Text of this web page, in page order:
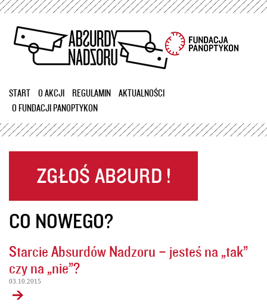
Przejdź
treści
START O AKCJI REGULAMIN
AKTUALNOŚCI
O FUNDACJI PANOPTYKON
CO NOWEGO?
Starcie Absurdów Nadzoru – jesteś na „tak”
czy na „nie”?
03.10.2015